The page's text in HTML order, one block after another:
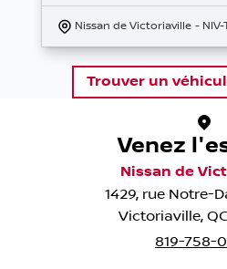
Nissan de Victoriaville - NIV-
Trouver un
Venez
Nissan de
1429, rue Notre-
Victoriaville,
819-758-